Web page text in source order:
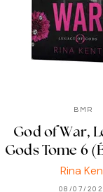
BMR
God of War,
Gods Tome 6
Rina
08/07/